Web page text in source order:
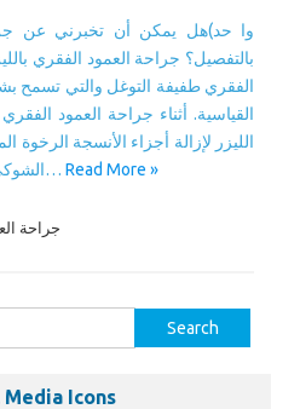
وا حد)هل يمكن أن تخبرني عن
بالتفصيل؟ جراحة العمود الفقري
الفقري طفيفة التوغل والتي تسمح
القياسية. أثناء جراحة العمود
الليزر لإزالة أجزاء الأنسجة
الشوكي من الظهر. ينتج الليزر طاقة… Read More »
جراحة
Media Icons